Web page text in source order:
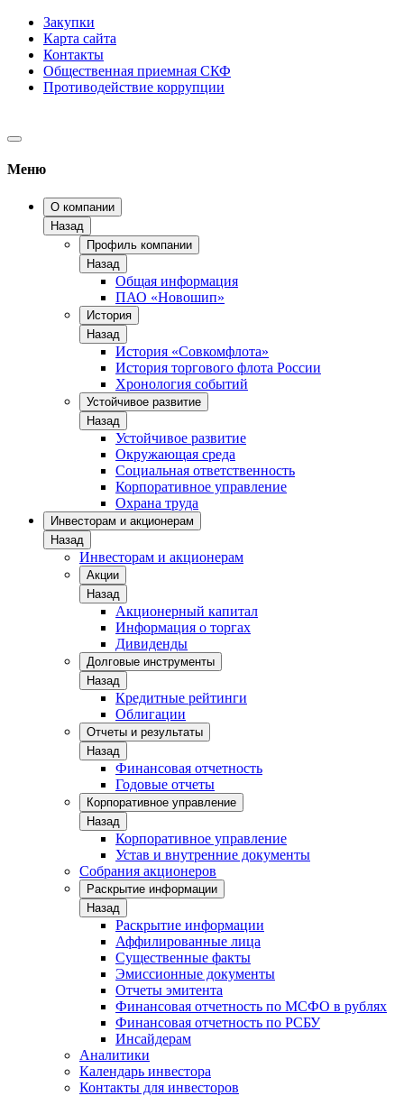
Закупки
Карта сайта
Контакты
Общественная приемная СКФ
Противодействие коррупции
Меню
О компании
Назад
Профиль компании
Назад
Общая информация
ПАО «Новошип»
История
Назад
История «Совкомфлота»
История торгового флота России
Хронология событий
Устойчивое развитие
Назад
Устойчивое развитие
Окружающая среда
Социальная ответственность
Корпоративное управление
Охрана труда
Инвесторам и акционерам
Назад
Инвесторам и акционерам
Акции
Назад
Акционерный капитал
Информация о торгах
Дивиденды
Долговые инструменты
Назад
Кредитные рейтинги
Облигации
Отчеты и результаты
Назад
Финансовая отчетность
Годовые отчеты
Корпоративное управление
Назад
Корпоративное управление
Устав и внутренние документы
Собрания акционеров
Раскрытие информации
Назад
Раскрытие информации
Аффилированные лица
Существенные факты
Эмиссионные документы
Отчеты эмитента
Финансовая отчетность по МСФО в рублях
Финансовая отчетность по РСБУ
Инсайдерам
Аналитики
Календарь инвестора
Контакты для инвесторов